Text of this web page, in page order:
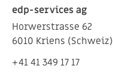
edp-services ag
Horwerstrasse 62
6010 Kriens (Schweiz)
+41 41 349 17 17